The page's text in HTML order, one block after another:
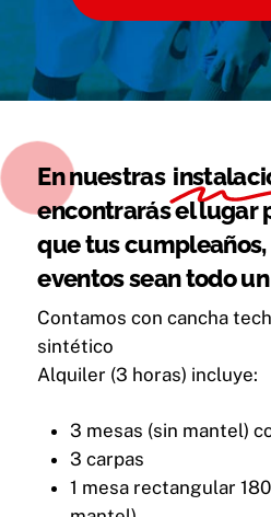
En nuestras
encontrarás el lugar
que tus
eventos sean todo
Contamos con cancha
sintético
Alquiler (3 horas) incluye:
3 mesas (sin mantel)
3 carpas
1 mesa rectangular